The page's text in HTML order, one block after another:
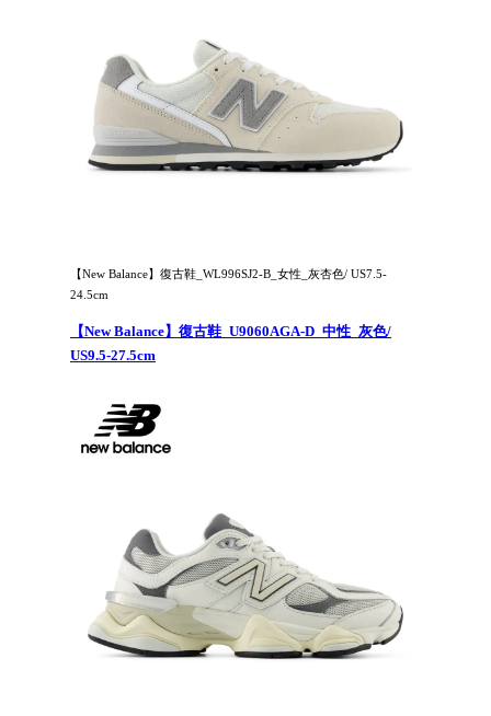
【New Balance】復古鞋_WL996SJ2-B_女性_灰杏色/ US7.5-
24.5cm
【New Balance】復古鞋_U9060AGA-D_中性_灰色/
US9.5-27.5cm